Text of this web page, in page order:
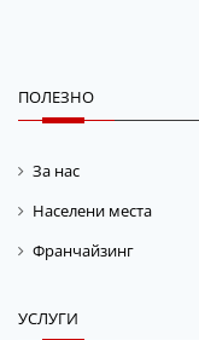
ПОЛЕЗНО
За нас
Населени места
Франчайзинг
УСЛУГИ